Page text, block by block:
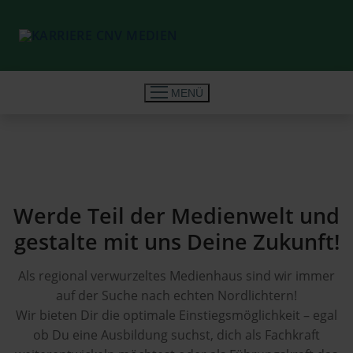
I
MENÜ
u
h
e
n
c
Startseite
Ausbildung
Volontariat
Werde Teil der Medienwelt und
gestalte mit uns Deine Zukunft!
Als regional verwurzeltes Medienhaus sind wir immer
auf der Suche nach echten Nordlichtern!
Wir bieten Dir die optimale Einstiegsmöglichkeit – egal
ob Du eine Ausbildung suchst, dich als Fachkraft